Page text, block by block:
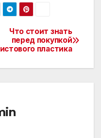
Что стоит знать
перед покупкой
пластика